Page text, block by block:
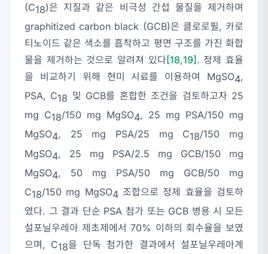
(C18)은 지질과 같은 비극성 간섭 물질을 제거하며
graphitized carbon black (GCB)은 클로로필, 카로
티노이드 같은 색소를 흡착하고 평면 구조를 가진 화합
물을 제거하는 것으로 알려져 있다[18,19]. 정제 효율
을 비교하기 위해 현미 시료를 이용하여 MgSO4,
PSA, C18 및 GCB를 혼합한 조건을 검토하고자 25
mg C18/150 mg MgSO4, 25 mg PSA/150 mg
MgSO4, 25 mg PSA/25 mg C18/150 mg
MgSO4, 25 mg PSA/2.5 mg GCB/150 mg
MgSO4, 50 mg PSA/50 mg GCB/50 mg
C18/150 mg MgSO4 조합으로 정제 효율을 검토하
였다. 그 결과 단순 PSA 첨가 또는 GCB 병용 시 모든
설포닐우레아 제초제에서 70% 이하의 회수율을 보였
으며, C18을 단독 첨가한 결과에서 설포닐우레아계